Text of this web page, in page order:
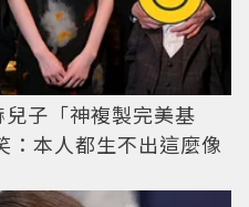
子「神複製完美基
：本人都生不出這麼像